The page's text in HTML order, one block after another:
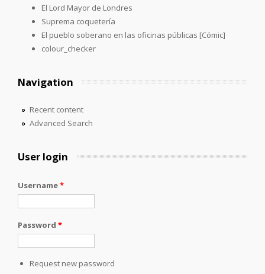
El Lord Mayor de Londres
Suprema coquetería
El pueblo soberano en las oficinas públicas [Cómic]
colour_checker
Navigation
Recent content
Advanced Search
User login
Username*
Password *
Request new password